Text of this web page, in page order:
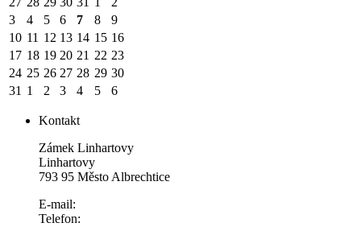
3
4 5 6 7 8
9
10 11 12 13 14 15 16
17 18 19 20 21 22 23
24 25 26 27 28 29 30
31 1 2 3 4 5 6
Kontakt
Zámek Linhartovy
Linhartovy
793 95 Město Albrechtice
E-mail:
Telefon: